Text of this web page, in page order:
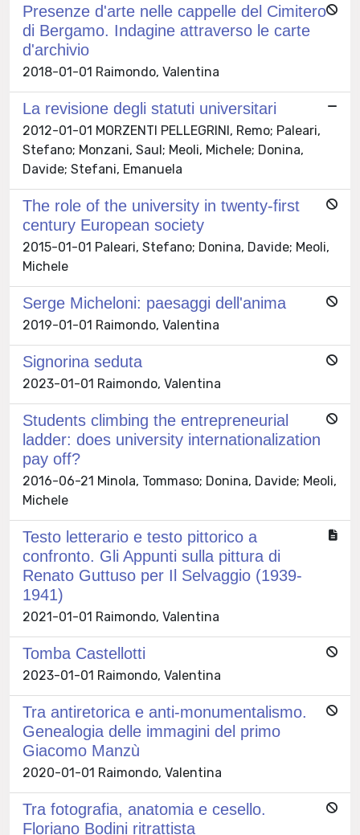
Presenze d'arte nelle cappelle del Cimitero
di Bergamo. Indagine attraverso le carte
d'archivio
2018-01-01 Raimondo, Valentina
La revisione degli statuti universitari
2012-01-01 MORZENTI PELLEGRINI, Remo; Paleari,
Stefano; Monzani, Saul; Meoli, Michele; Donina,
Davide; Stefani, Emanuela
The role of the university in twenty-first
century European society
2015-01-01 Paleari, Stefano; Donina, Davide; Meoli,
Michele
Serge Micheloni: paesaggi dell'anima
2019-01-01 Raimondo, Valentina
Signorina seduta
2023-01-01 Raimondo, Valentina
Students climbing the entrepreneurial
ladder: does university internationalization
pay off?
2016-06-21 Minola, Tommaso; Donina, Davide; Meoli,
Michele
Testo letterario e testo pittorico a
confronto. Gli Appunti sulla pittura di
Renato Guttuso per Il Selvaggio (1939-
1941)
2021-01-01 Raimondo, Valentina
Tomba Castellotti
2023-01-01 Raimondo, Valentina
Tra antiretorica e anti-monumentalismo.
Genealogia delle immagini del primo
Giacomo Manzù
2020-01-01 Raimondo, Valentina
Tra fotografia, anatomia e cesello.
Floriano Bodini ritrattista